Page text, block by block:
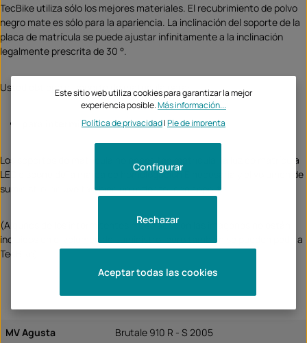
TecBike utiliza sólo los mejores materiales. El recubrimiento de polvo
negro mate es sólo para la apariencia. La inclinación del soporte de la
placa de matrícula se puede ajustar infinitamente a la inclinación
legalmente prescrita de 30 °.
Usted obtiene el soporte de matrícula para:
intermitentes accesorios
Los soportes de matrícula no necesitan matrícula, la luz de matrícula
LED dispone de la marca de homologación E necesaria y el volumen de
suministro incluye también un reflector con soporte.
(Algunos de los intermitentes mostrados en las imágenes no están
incluidos en el volumen de suministro, pero también se pueden pedir a
TecBike)
MV Agusta
Brutale 910 R - S 2005
Este sitio web utiliza cookies para garantizar la mejor
experiencia posible.Más información...
Política de privacidad|Pie de imprenta
Rechazar
Configurar
Aceptar todas las cookies